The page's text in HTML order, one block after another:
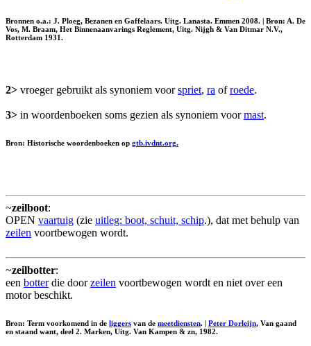
Bronnen o.a.: J. Ploeg, Bezanen en Gaffelaars. Uitg. Lanasta. Emmen 2008. | Bron: A. De
Vos, M. Braam, Het Binnenaanvarings Reglement, Uitg. Nijgh & Van Ditmar N.V.,
Rotterdam 1931.
2> vroeger gebruikt als synoniem voorspriet, ra ofroede.
3> in woordenboeken soms gezien als synoniem voormast.
Bron: Historische woordenboeken op gtb.ivdnt.org.
~zeilboot:
OPEN vaartuig (zie uitleg: boot, schuit, schip.), dat met behulp van
zeilen voortbewogen wordt.
~zeilbotter:
een botterdie doorzeilen voortbewogen wordt en niet over een
motor beschikt.
Bron: Term voorkomend in de liggers van de meetdiensten. | Peter Dorleijn, Van gaand
en staand want, deel 2. Marken, Uitg. Van Kampen & zn, 1982.